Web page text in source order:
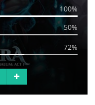
100%
50%
72%